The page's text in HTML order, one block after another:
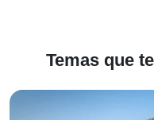
Temas que